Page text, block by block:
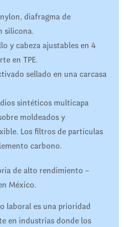
diafragma de
silicona.
y cabeza ajustables en 4
en TPE.
sellado en una carcasa
sintéticos multicapa
moldeados y
Los filtros de partículas
carbono.
de alto rendimiento –
México.
laboral es una prioridad
en industrias donde los